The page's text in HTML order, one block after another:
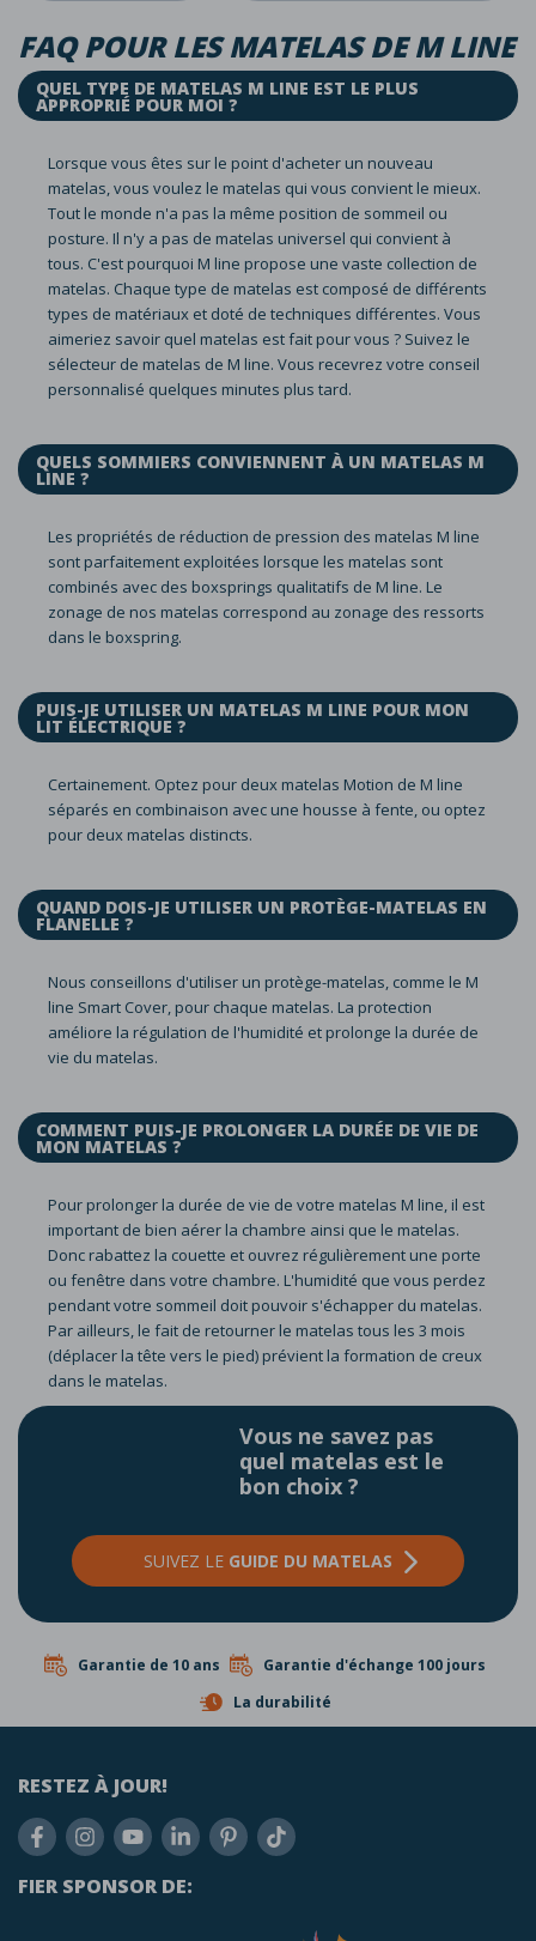
FAQ POUR LES MATELAS DE M LINE
QUEL TYPE DE MATELAS M LINE EST LE PLUS
APPROPRIÉ POUR MOI ?
Lorsque vous êtes sur le point d'acheter un nouveau
matelas, vous voulez le matelas qui vous convient le mieux.
Tout le monde n'a pas la même position de sommeil ou
posture. Il n'y a pas de matelas universel qui convient à
tous. C'est pourquoi M line propose une vaste collection de
matelas. Chaque type de matelas est composé de différents
types de matériaux et doté de techniques différentes. Vous
aimeriez savoir quel matelas est fait pour vous ? Suivez le
sélecteur de matelas de M line. Vous recevrez votre conseil
personnalisé quelques minutes plus tard.
QUELS SOMMIERS CONVIENNENT À UN MATELAS M
LINE ?
Les propriétés de réduction de pression des matelas M line
sont parfaitement exploitées lorsque les matelas sont
combinés avec des boxsprings qualitatifs de M line. Le
zonage de nos matelas correspond au zonage des ressorts
dans le boxspring.
PUIS-JE UTILISER UN MATELAS M LINE POUR MON
LIT ÉLECTRIQUE ?
Certainement. Optez pour deux matelas Motion de M line
séparés en combinaison avec une housse à fente, ou optez
pour deux matelas distincts.
QUAND DOIS-JE UTILISER UN PROTÈGE-MATELAS EN
FLANELLE ?
Nous conseillons d'utiliser un protège-matelas, comme le M
line Smart Cover, pour chaque matelas. La protection
améliore la régulation de l'humidité et prolonge la durée de
vie du matelas.
COMMENT PUIS-JE PROLONGER LA DURÉE DE VIE DE
MON MATELAS ?
Pour prolonger la durée de vie de votre matelas M line, il est
important de bien aérer la chambre ainsi que le matelas.
Donc rabattez la couette et ouvrez régulièrement une porte
ou fenêtre dans votre chambre. L'humidité que vous perdez
pendant votre sommeil doit pouvoir s'échapper du matelas.
Par ailleurs, le fait de retourner le matelas tous les 3 mois
(déplacer la tête vers le pied) prévient la formation de creux
dans le matelas.
Vous ne savez pas
quel matelas est le
bon choix ?
SUIVEZ LE GUIDE DU MATELAS
Garantie de 10 ans
Garantie d'échange 100 jours
La durabilité
RESTEZ À JOUR!
FIER SPONSOR DE: